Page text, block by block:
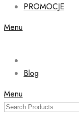
PROMOCJE
Menu
Blog
Menu